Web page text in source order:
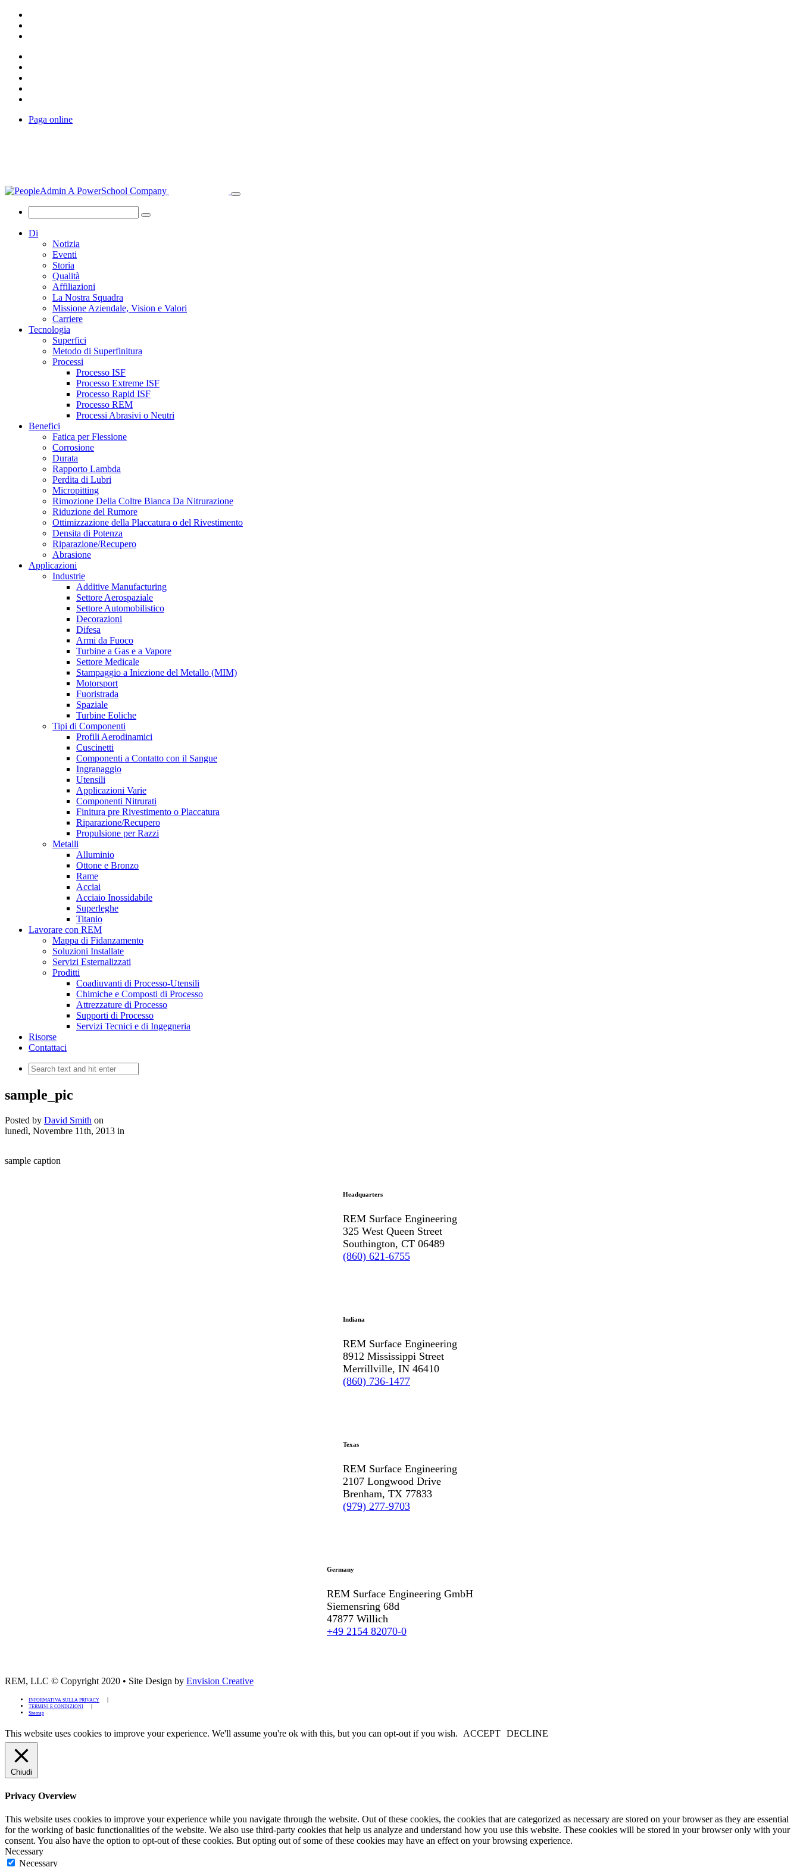
Paga online
Di
Notizia
Eventi
Storia
Qualità
Affiliazioni
La Nostra Squadra
Missione Aziendale, Vision e Valori
Carriere
Tecnologia
Superfici
Metodo di Superfinitura
Processi
Processo ISF
Processo Extreme ISF
Processo Rapid ISF
Processo REM
Processi Abrasivi o Neutri
Benefici
Fatica per Flessione
Corrosione
Durata
Rapporto Lambda
Perdita di Lubri
Micropitting
Rimozione Della Coltre Bianca Da Nitrurazione
Riduzione del Rumore
Ottimizzazione della Placcatura o del Rivestimento
Densita di Potenza
Riparazione/Recupero
Abrasione
Applicazioni
Industrie
Additive Manufacturing
Settore Aerospaziale
Settore Automobilistico
Decorazioni
Difesa
Armi da Fuoco
Turbine a Gas e a Vapore
Settore Medicale
Stampaggio a Iniezione del Metallo (MIM)
Motorsport
Fuoristrada
Spaziale
Turbine Eoliche
Tipi di Componenti
Profili Aerodinamici
Cuscinetti
Componenti a Contatto con il Sangue
Ingranaggio
Utensili
Applicazioni Varie
Componenti Nitrurati
Finitura pre Rivestimento o Placcatura
Riparazione/Recupero
Propulsione per Razzi
Metalli
Alluminio
Ottone e Bronzo
Rame
Acciai
Acciaio Inossidabile
Superleghe
Titanio
Lavorare con REM
Mappa di Fidanzamento
Soluzioni Installate
Servizi Esternalizzati
Proditti
Coadiuvanti di Processo-Utensili
Chimiche e Composti di Processo
Attrezzature di Processo
Supporti di Processo
Servizi Tecnici e di Ingegneria
Risorse
Contattaci
sample_pic
Posted by David Smith on
lunedì, Novembre 11th, 2013 in
sample caption
Headquarters
REM Surface Engineering
325 West Queen Street
Southington, CT 06489
(860) 621-6755
Indiana
REM Surface Engineering
8912 Mississippi Street
Merrillville, IN 46410
(860) 736-1477
Texas
REM Surface Engineering
2107 Longwood Drive
Brenham, TX 77833
(979) 277-9703
Germany
REM Surface Engineering GmbH
Siemensring 68d
47877 Willich
+49 2154 82070-0
REM, LLC © Copyright 2020 • Site Design by Envision Creative
INFORMATIVA SULLA PRIVACY
TERMINI E CONDIZIONI
Sitemap
This website uses cookies to improve your experience. We'll assume you're ok with this, but you can opt-out if you wish. ACCEPT DECLINE
Chiudi
Privacy Overview
This website uses cookies to improve your experience while you navigate through the website. Out of these cookies, the cookies that are categorized as necessary are stored on your browser as they are essential
for the working of basic functionalities of the website. We also use third-party cookies that help us analyze and understand how you use this website. These cookies will be stored in your browser only with your
consent. You also have the option to opt-out of these cookies. But opting out of some of these cookies may have an effect on your browsing experience.
Necessary
Necessary